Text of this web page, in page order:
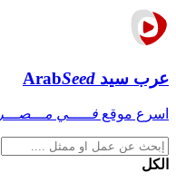
عرب سيد ArabSeed
اسرع موقع فـــــي مـــصـــر
الكل